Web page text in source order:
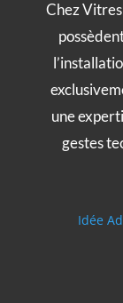
Chez
une
gestes
Idée Ad